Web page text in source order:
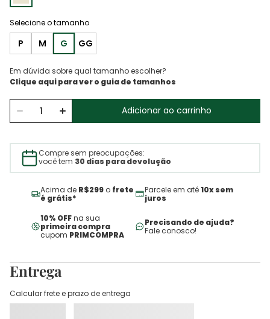
P M G GG
Em dúvida sobre qual tamanho escolher?
Adicionar ao carrinho
Compre sem preocupações:
você tem 30 dias para devolução
Acima de R$299 o frete
é grátis*
Parcele em até10x sem
juros
10% OFFna sua
primeira compra
cupom PRIMCOMPRA
Precisando de ajuda?
Fale conosco!
Entrega
Calcular frete e prazo de entrega